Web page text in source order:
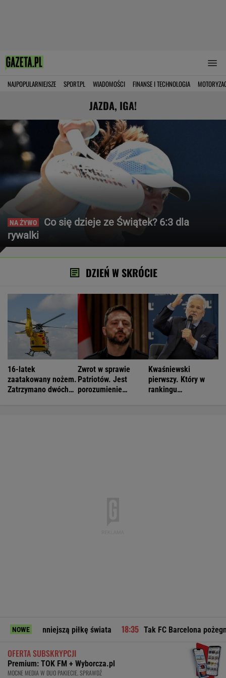
NAJPOPULARNIEJSZE SPORT.PL WIADOMOŚCI FINANSE I TECHNOLOGIA
JAZDA, IGA!
Co się dzieje ze Świątek? 6:3 dla
rywalki
DZIEŃ W SKRÓCIE
16-latek
zaatakowany nożem.
Zatrzymano dwóch
Zwrot w sprawie
Patriotów. Jest
porozumienie
Kwaśniewski
pierwszy. Który w
rankingu
NOWEpiłkę świata Tak FC Barcelona pożegnała ojca
OFERTA SUBSKRYPCJI
Premium: TOK FM + Wyborcza.pl
MOCNE MEDIA W DUO PAKIECIE. SPRAWDŹ